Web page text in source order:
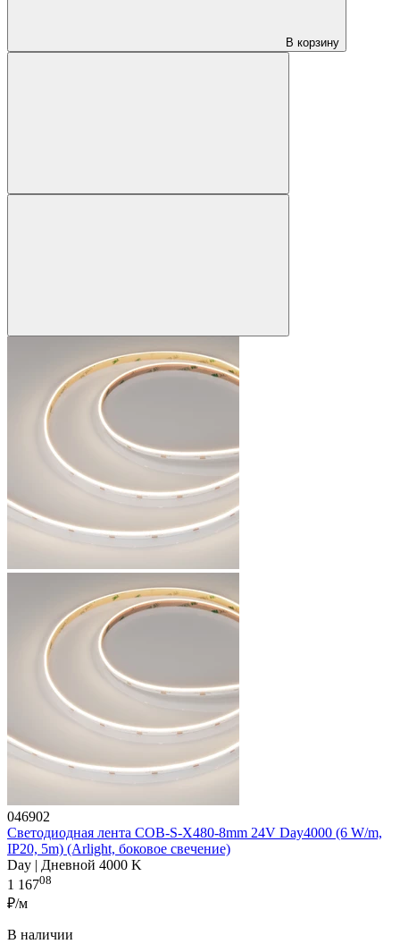
В корзину
046902
Светодиодная лента COB-S-X480-8mm 24V Day4000 (6 W/m,
IP20, 5m) (Arlight, боковое свечение)
Day | Дневной 4000 K
1 16708
₽/м
В наличии